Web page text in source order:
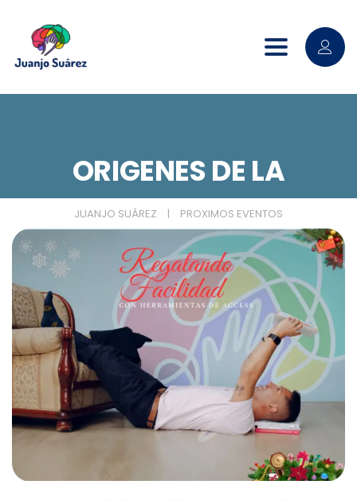
Toggle
ORIGENES DE LA
PERSONALIDAD
JUANJO SUÁREZ | PROXIMOS EVENTOS